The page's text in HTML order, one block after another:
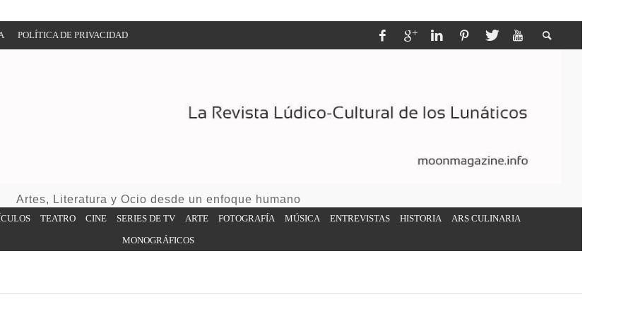
POLÍTICA DE PRIVACIDAD
Artes, Literatura y Ocio desde un enfoque humano
TEATRO CINE SERIES DE TV ARTE FOTOGRAFÍA MÚSICA ENTREVISTAS HISTORIA ARS CULINARIA
MONOGRÁFICOS